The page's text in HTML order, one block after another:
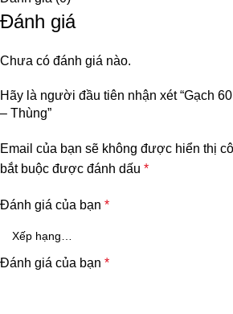
Đánh giá
Chưa có đánh giá nào.
Hãy là người đầu tiên nhận xét “Gạch
– Thùng”
Email của bạn sẽ không được hiển thị
bắt buộc được đánh dấu *
Đánh giá của bạn *
Đánh giá của bạn *